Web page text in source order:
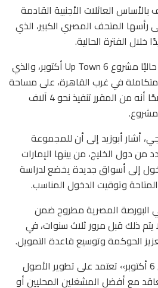
العائلات الأجنبية القادمة
رأسها المتحف المصري الكبير، الذي
خلال الفترة الحالية.
ولفت إلى أن الشركة تطور حاليًا مشروع Up Town 6 أكتوبر، والذي
في غرب القاهرة، على مساحة
تصل إلى 3500 فدان، موضحًا أنه من المقرر تنفيذ نحو 4 آلاف
أشار أبوزيد إلى أن للمجموعة
من دول الخليج، من بينها الإمارات
إلى أسواق جديدة يخضع لدراسة
وتوقيت الدخول المناسب.
البورصة المصرية مطروح ضمن
يتم ذلك قبل مرور ثلاث سنوات، في
الحوكمة وتوسيع قاعدة التمويل.
وأكد أن فلسفة «أب تاون 6 أكتوبر» تعتمد على تطوير الأصول
مع أفضل المشغلين المحليين أو